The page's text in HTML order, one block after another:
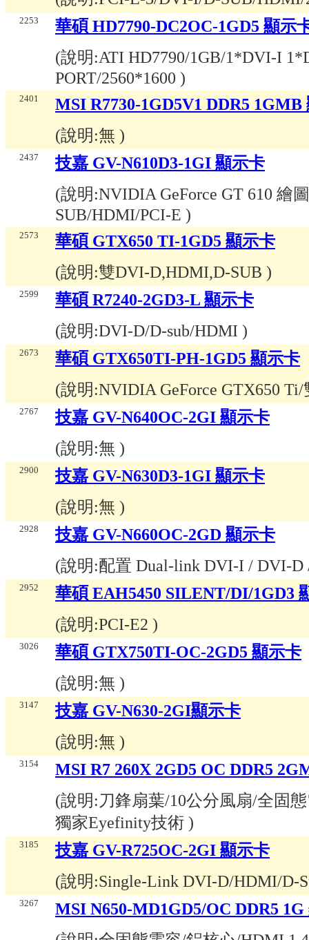
2253
華碩 HD7790-DC2OC-1GD5 顯示
(說明:ATI HD7790/1GB/1*DVI-I
PORT/2560*1600 )
2401
MSI R7730-1GD5V1 DDR5 1GMB
(說明:無 )
2437
技嘉 GV-N610D3-1GI 顯示卡
(說明:NVIDIA GeForce GT 610 繪
SUB/HDMI/PCI-E )
2573
華碩 GTX650 TI-1GD5 顯示卡
(說明:雙DVI-D,HDMI,D-SUB )
2599
華碩 R7240-2GD3-L 顯示卡
(說明:DVI-D/D-sub/HDMI )
2673
華碩 GTX650TI-PH-1GD5 顯示卡
(說明:NVIDIA GeForce GTX650
2767
技嘉 GV-N640OC-2GI 顯示卡
(說明:無 )
2900
技嘉 GV-N630D3-1GI 顯示卡
(說明:無 )
2928
技嘉 GV-N660OC-2GD 顯示卡
(說明:配置 Dual-link DVI-I / DVI-D
2952
華碩 EAH5450 SILENT/DI/1GD3
(說明:PCI-E2 )
3026
華碩 GTX750TI-OC-2GD5 顯示卡
(說明:無 )
3147
技嘉 GV-N630-2GI顯示卡
(說明:無 )
3154
MSI R7 260X 2GD5 OC DDR5
(說明:刀鋒扇葉/10公分風扇/全固
獨家Eyefinity技術 )
3185
技嘉 GV-R725OC-2GI 顯示卡
(說明:Single-Link DVI-D/HDMI/D-
3267
MSI N650-MD1GD5/OC DDR5